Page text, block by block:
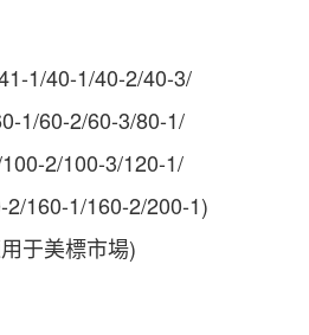
1/40-1/40-2/40-3/
1/60-2/60-3/80-1/
2/100-3/120-1/
160-1/160-2/200-1)
于美標市場)